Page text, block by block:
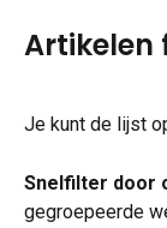
Artikelen
Je kunt de lijst
Snelfilter door
gegroepeerde